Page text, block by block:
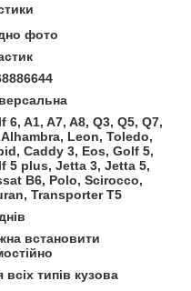
фото
6, A1, A7, A8, Q3, Q5, Q7,
Alhambra, Leon, Toledo,
Caddy 3, Eos, Golf 5,
5 plus, Jetta 3, Jetta 5,
B6, Polo, Scirocco,
Transporter T5
встановити
всіх типів кузова